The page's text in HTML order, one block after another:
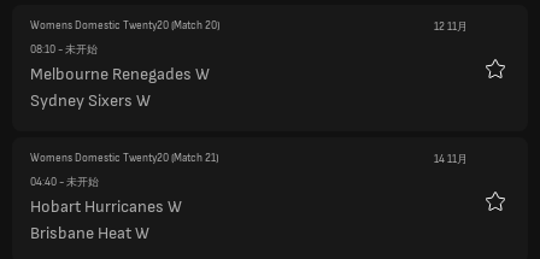
Womens Domestic Twenty20(Match 20)
12 11月
08:10- 未开始
Melbourne Renegades W
Sydney Sixers W
Womens Domestic Twenty20(Match 21)
14 11月
04:40- 未开始
Hobart Hurricanes W
Brisbane Heat W